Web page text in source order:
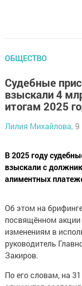
ОБЩЕСТВО
Судебные
взыскали 4
итогам 2025
Лилия Михайлова, 9
В 2025 году
взыскали с
алиментных
Об этом на
посвящённом
изменениям в
руководитель
Закиров.
По его словам, на